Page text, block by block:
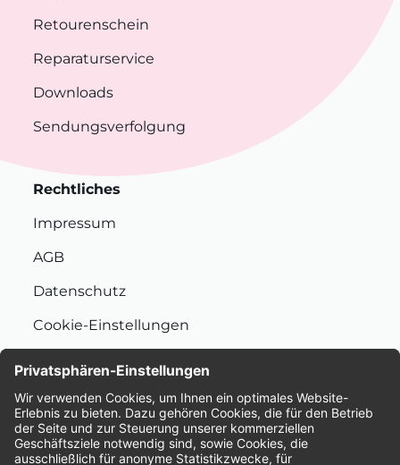
Retourenschein
Reparaturservice
Downloads
Sendungsverfolgung
Rechtliches
Impressum
AGB
Datenschutz
Cookie-Einstellungen
Bewertungen